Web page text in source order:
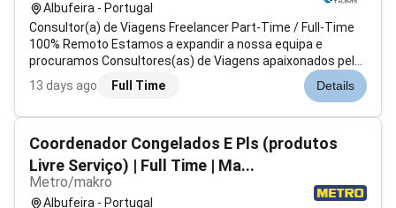
Albufeira - Portugal
Consultor(a) de Viagens Freelancer Part-Time / Full-Time
100% Remoto Estamos a expandir a nossa equipa e
procuramos Consultores(as) de Viagens apaixonados pelo
setor do turismo para colaborarem connosco em regime
freelancer com total flexibilidade de horários.
13 days ago Full Time Details
Coordenador Congelados E Pls (produtos
Livre Serviço) | Full Time | Ma...
Metro/makro
Albufeira - Portugal